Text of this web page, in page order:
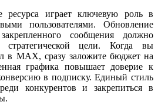
ресурса играет ключевую роль в
пользователями. Обновление
сообщения должно
стратегической цели. Когда вы
в MAX, сразу заложите бюджет на
графика повышает доверие к
в подписку. Единый стиль
конкурентов и закрепиться в